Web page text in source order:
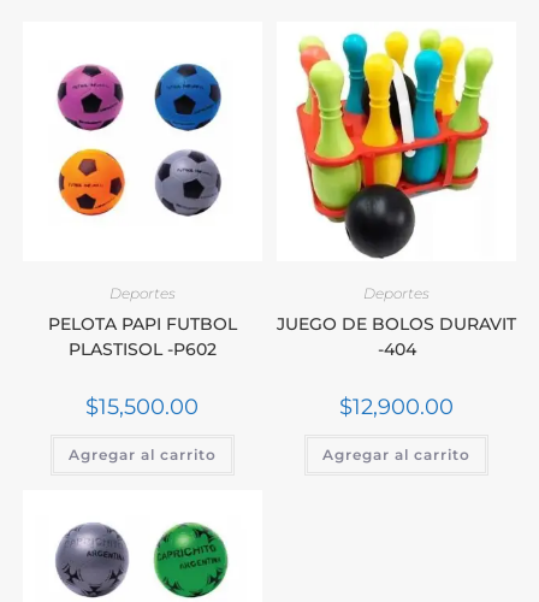
Deportes
PELOTA PAPI FUTBOL
PLASTISOL -P602
$15,500.00
Agregar al carrito
Deportes
JUEGO DE BOLOS DURAVIT
-404
$12,900.00
Agregar al carrito